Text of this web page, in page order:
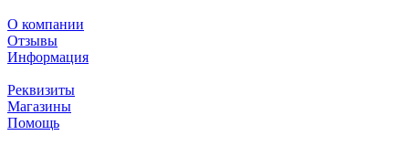
О компании
Отзывы
Информация
Реквизиты
Магазины
Помощь